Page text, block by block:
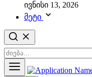
ივნისი 13, 2026
მეტი